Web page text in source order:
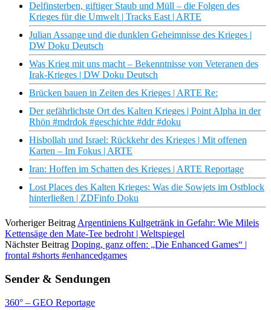
Delfinsterben, giftiger Staub und Müll – die Folgen des
Krieges für die Umwelt | Tracks East | ARTE
Julian Assange und die dunklen Geheimnisse des Krieges |
DW Doku Deutsch
Was Krieg mit uns macht – Bekenntnisse von Veteranen des
Irak-Krieges | DW Doku Deutsch
Brücken bauen in Zeiten des Krieges | ARTE Re:
Der gefährlichste Ort des Kalten Krieges | Point Alpha in der
Rhön #mdrdok #geschichte #ddr #doku
Hisbollah und Israel: Rückkehr des Krieges | Mit offenen
Karten – Im Fokus | ARTE
Iran: Hoffen im Schatten des Krieges | ARTE Reportage
Lost Places des Kalten Krieges: Was die Sowjets im Ostblock
hinterließen | ZDFinfo Doku
Vorheriger Beitrag Argentiniens Kultgetränk in Gefahr: Wie Mileis
Kettensäge den Mate-Tee bedroht | Weltspiegel
Nächster Beitrag Doping, ganz offen: „Die Enhanced Games“ |
frontal #shorts #enhancedgames
Sender & Sendungen
360° – GEO Reportage